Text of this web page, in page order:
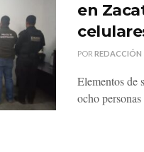
en
POR REDACCIÓN
Elementos de
ocho